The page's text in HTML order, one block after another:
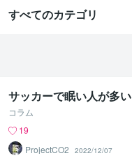
すべてのカテゴリ
サッカーで眠い人が多い
コラム
19
ProjectCO2
2022/12/07